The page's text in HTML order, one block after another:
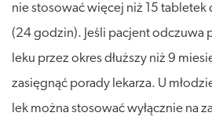
nie stosować więcej niż 15 tabletek
(24 godzin). Jeśli pacjent odczuwa
leku przez okres dłuższy niż 9
zasięgnąć porady lekarza. U
lek można stosować wyłącznie na